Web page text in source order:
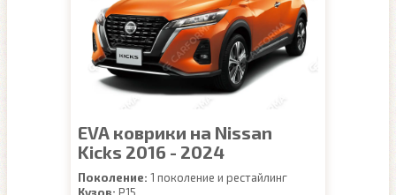
EVA коврики на Nissan
Kicks 2016 - 2024
Поколение: 1 поколение и рестайлинг